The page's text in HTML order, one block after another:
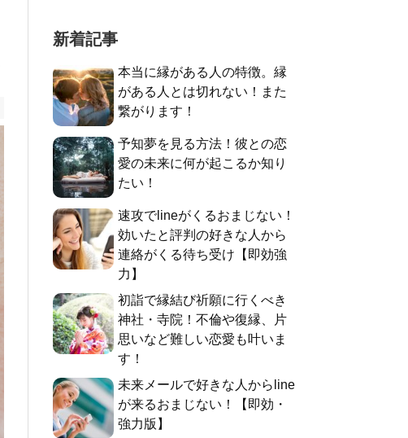
新着記事
本当に縁がある人の特徴。縁
がある人とは切れない！また
繋がります！
予知夢を見る方法！彼との恋
愛の未来に何が起こるか知り
たい！
速攻でlineがくるおまじない！
効いたと評判の好きな人から
連絡がくる待ち受け【即効強
力】
初詣で縁結び祈願に行くべき
神社・寺院！不倫や復縁、片
思いなど難しい恋愛も叶いま
す！
未来メールで好きな人からline
が来るおまじない！【即効・
強力版】